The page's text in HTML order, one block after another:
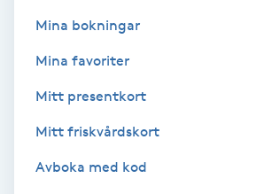
Eyeliner-tatuering
Face framing
Mina bokningar
Mina favoriter
Mitt presentkort
Mitt friskvårdskort
Avboka med kod